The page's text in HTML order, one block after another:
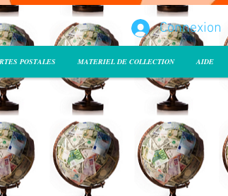
Connexion
POSTALES MATERIEL DE COLLECTION AIDE